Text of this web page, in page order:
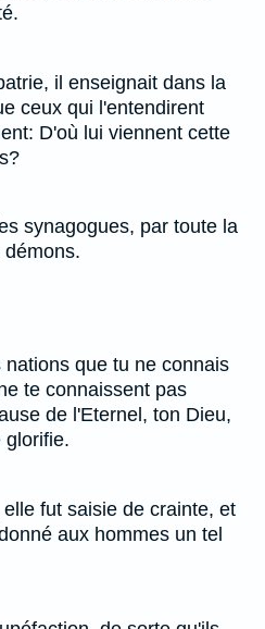
il enseignait dans la
ceux qui l'entendirent
D'où lui viennent cette
synagogues, par toute la
que tu ne connais
te connaissent pas
de l'Eternel, ton Dieu,
glorifie.
fut saisie de crainte, et
aux hommes un tel